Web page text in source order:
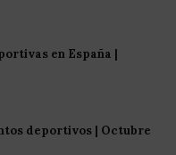
en España |
deportivos | Octubre